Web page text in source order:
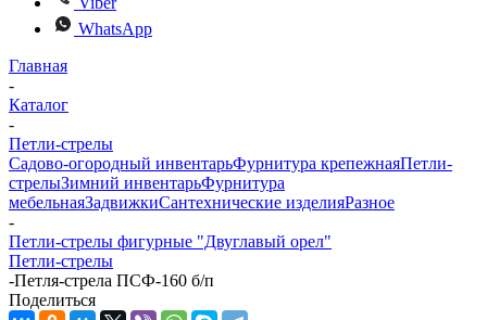
WhatsApp
Главная
-
Каталог
-
Петли-стрелы
Садово-огородный инвентарьФурнитура крепежнаяПетли-
стрелыЗимний инвентарьФурнитура
мебельнаяЗадвижкиСантехнические изделияРазное
-
Петли-стрелы фигурные "Двуглавый орел"
Петли-стрелы
-Петля-стрела ПСФ-160 б/п
Поделиться